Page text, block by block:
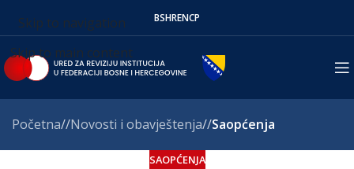
Skip to navigation
Skip to main content
BSHRENСР
Početna/ Novosti i obavještenja/ Saopćenja
SAOPĆENJA